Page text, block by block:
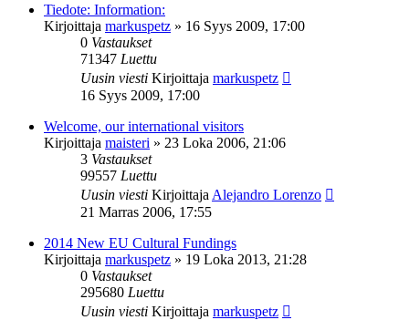
Tiedote: Information:
Kirjoittaja markuspetz » 16 Syys 2009, 17:00
0 Vastaukset
71347 Luettu
Uusin viesti Kirjoittaja markuspetz
16 Syys 2009, 17:00
Welcome, our international visitors
Kirjoittaja maisteri » 23 Loka 2006, 21:06
3 Vastaukset
99557 Luettu
Uusin viesti Kirjoittaja Alejandro Lorenzo
21 Marras 2006, 17:55
2014 New EU Cultural Fundings
Kirjoittaja markuspetz » 19 Loka 2013, 21:28
0 Vastaukset
295680 Luettu
Uusin viesti Kirjoittaja markuspetz